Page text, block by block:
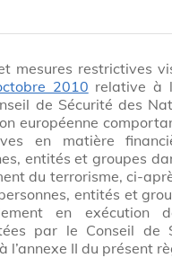
mesures restrictives
2010 relative à
de Sécurité des
européenne
en matière
entités et groupes
du terrorisme, ci-
entités et
en exécution
par le Conseil de
l’annexe II du présent